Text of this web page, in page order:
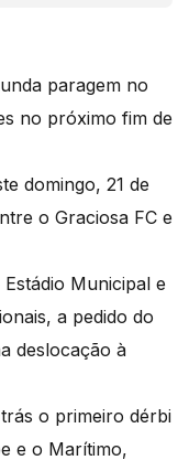
paragem no
no próximo fim de
domingo, 21 de
o Graciosa FC e
Municipal e
a pedido do
deslocação à
o primeiro dérbi
e o Marítimo,